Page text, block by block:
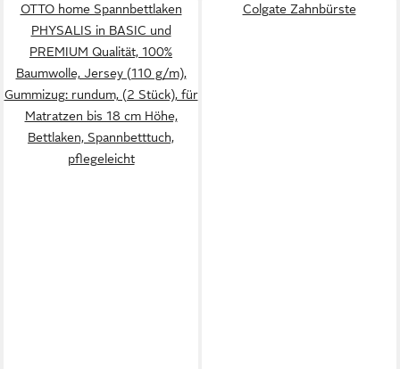
OTTO home Spannbettlaken
PHYSALIS in BASIC und
PREMIUM Qualität, 100%
Baumwolle, Jersey (110 g/m),
Gummizug: rundum, (2 Stück), für
Matratzen bis 18 cm Höhe,
Bettlaken, Spannbetttuch,
pflegeleicht
Colgate Zahnbürste